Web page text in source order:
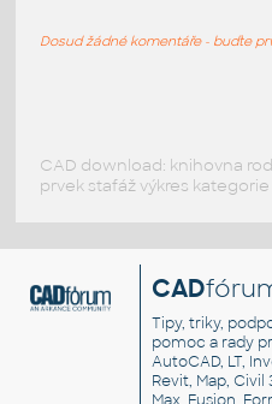
1680 5in TFT
Dosud žádné komentáře - buďte
CAD download: knihovna
prvek stafáž výkres
CAD
Tipy, triky,
pomoc a rady
AutoCAD, LT,
Revit, Map, Civil